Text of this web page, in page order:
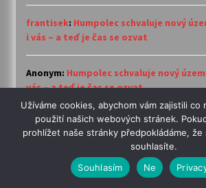
frantisek: Humpolec schvaluje nový
i vás – a teď je čas se ozvat
Anonym: Humpolec schvaluje nový
vás – a teď je čas se ozvat
Ulrich Marsch:Humpolec schvaluje
Týká se i vás – a teď je čas se ozvat
Užíváme cookies, abychom vám zajistili co
použití našich webových stránek.
prohlížet naše stránky předpokládáme,
souhlasíte.
Souhlasím
Ne